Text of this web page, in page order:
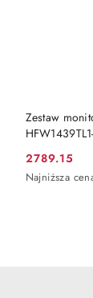
Zestaw
Cena
promocyjna:
2789.15
Najniższa
Najniższa